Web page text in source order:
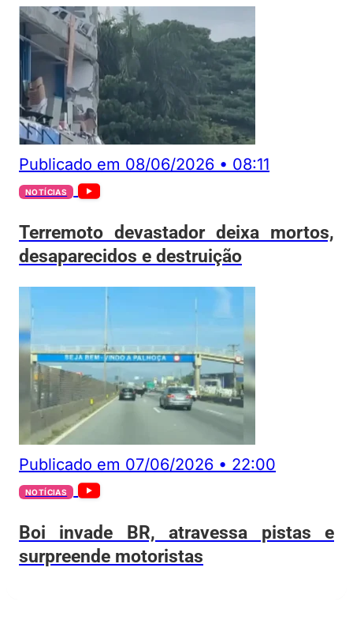
Publicado em 08/06/2026 • 08:11
NOTÍCIAS
Terremoto devastador deixa mortos,
desaparecidos e destruição
Publicado em 07/06/2026 • 22:00
NOTÍCIAS
Boi invade BR, atravessa pistas e
surpreende motoristas